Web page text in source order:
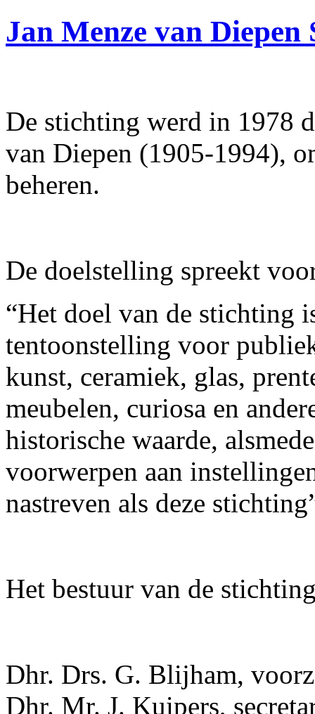
Jan Menze van Diepen
De stichting werd in 1978
van Diepen (1905-1994),
beheren.
De doelstelling spreekt
“Het doel van de stichting
tentoonstelling voor
kunst, ceramiek, glas,
meubelen, curiosa en
historische waarde,
voorwerpen aan
nastreven als deze
Het bestuur van de
Dhr. Drs. G. Blijham,
Dhr. Mr. J. Kuipers,